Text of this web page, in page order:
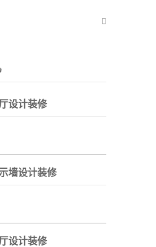
设计装修
墙设计装修
设计装修